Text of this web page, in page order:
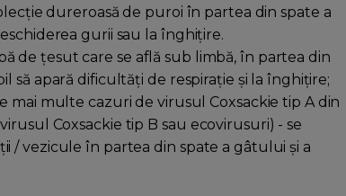
dureroasă de puroi în partea din spate a
gurii sau la înghițire.
de țesut care se află sub limbă, în partea din
să apară dificultăți de respirație și la înghițire;
mai multe cazuri de virusul Coxsackie tip A din
Coxsackie tip B sau ecovirusuri) - se
/ vezicule în partea din spate a gâtului și a